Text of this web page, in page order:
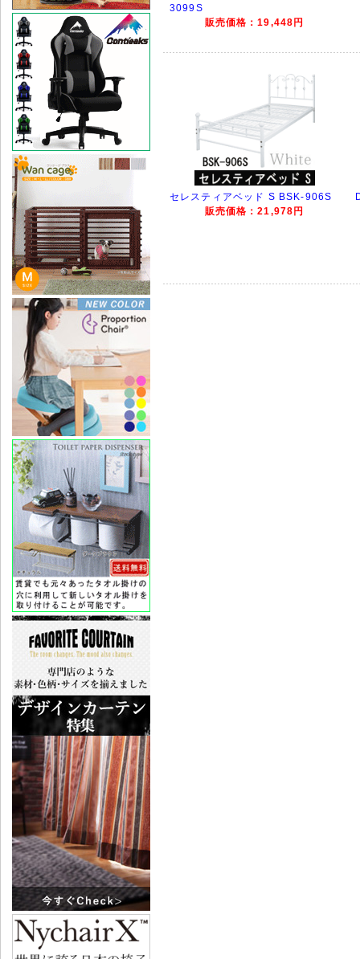
3099S
販売価格：19,448円
セレスティアベッド S BSK-906S
販売価格：21,978円